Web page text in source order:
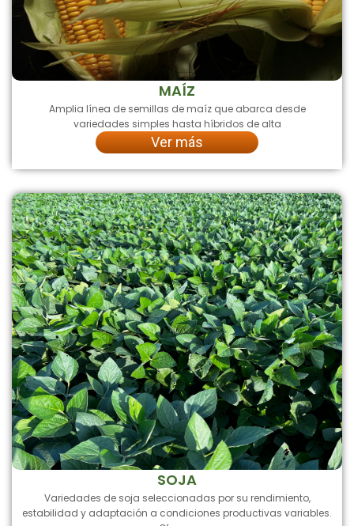
MAÍZ
Amplia línea de semillas de maíz que abarca desde
variedades simples hasta híbridos de alta
Ver más
SOJA
Variedades de soja seleccionadas por su rendimiento,
estabilidad y adaptación a condiciones productivas variables.